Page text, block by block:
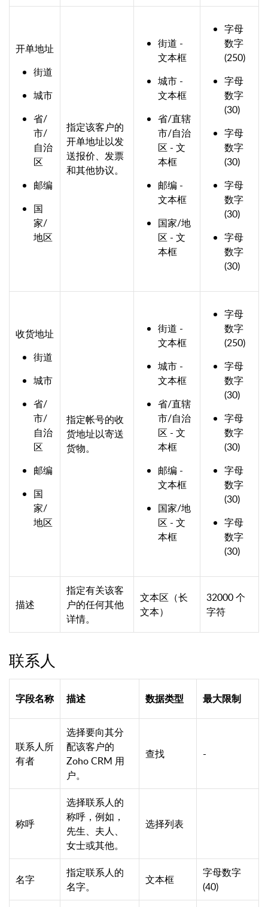
开单地址
街道
城市
省/
市/
自治
区
邮编
国
家/
地区
指定该客户的
开单地址以发
送报价、发票
和其他协议。
街道 -
文本框
城市 -
文本框
省/直辖
市/自治
区 - 文
本框
邮编 -
文本框
国家/地
区 - 文
本框
字母
数字
(250)
字母
数字
(30)
字母
数字
(30)
字母
数字
(30)
字母
数字
(30)
收货地址
街道
城市
省/
市/
自治
区
邮编
国
家/
地区
指定帐号的收
货地址以寄送
货物。
街道 -
文本框
城市 -
文本框
省/直辖
市/自治
区 - 文
本框
邮编 -
文本框
国家/地
区 - 文
本框
字母
数字
(250)
字母
数字
(30)
字母
数字
(30)
字母
数字
(30)
字母
数字
(30)
描述
指定有关该客
户的任何其他
详情。
文本区（长
文本）
32000 个
字符
联系人
字段名称 描述 数据类型 最大限制
联系人所
有者
选择要向其分
配该客户的
Zoho CRM 用
户。
查找 -
称呼
选择联系人的
称呼，例如，
先生、夫人、
女士或其他。
选择列表
名字
指定联系人的
名字。
文本框
字母数字
(40)